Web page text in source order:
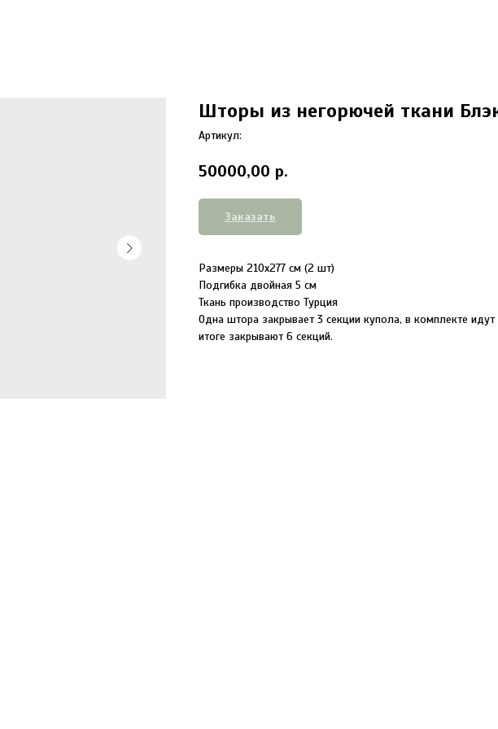
Шторы из негорючей ткани
Артикул:
50000,00 р.
Заказать
Размеры 210х277 см (2 шт)
Подгибка двойная 5 см
Ткань производство Турция
Одна штора закрывает 3 секции купола, в комплекте
итоге закрывают 6 секций.